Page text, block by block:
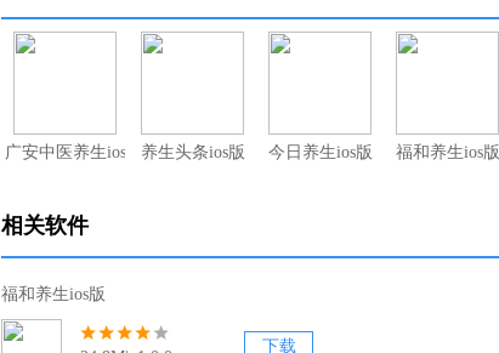
广安中医养生ios版养生头条ios版 今日养生ios版 福和养生ios版
相关软件
福和养生ios版
下载